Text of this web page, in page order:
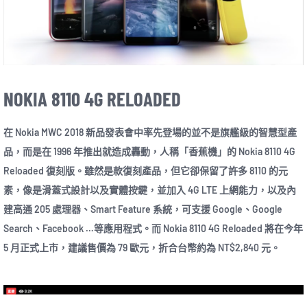
NOKIA 8110 4G RELOADED
在 Nokia MWC 2018 新品發表會中率先登場的並不是旗艦級的智慧型產
品，而是在 1996 年推出就造成轟動，人稱「香蕉機」的 Nokia 8110 4G
Reloaded 復刻版。雖然是款復刻產品，但它卻保留了許多 8110 的元
素，像是滑蓋式設計以及實體按鍵，並加入 4G LTE 上網能力，以及內
建高通 205 處理器、Smart Feature 系統，可支援 Google、Google
Search、Facebook …等應用程式。而 Nokia 8110 4G Reloaded 將在今年
5 月正式上市，建議售價為 79 歐元，折合台幣約為 NT$2,840 元。